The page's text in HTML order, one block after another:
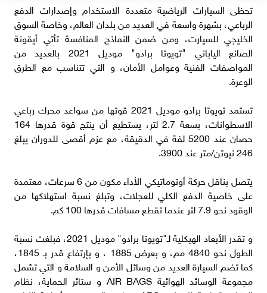
تحظى السيارات الرياضية متعددة الاستخدام وإصدارات الدفع
الرباعي، بشهرة واسعة في العديد من بلدان العالم، وخاصة السوق
الخليجي للسيارت، ومن ضمن النماذج المنافسة تأتي أيقونة
الصانع الياباني "تويوتا برادو" موديل 2021 بالعديد من
المواصفات الفنية وعوامل الأمان، و التي تتناسب مع الطرق
الوعرة.
تستمد تويوتا برادو موديل 2021 قوتها من سواعد محرك رباعي
الاسطوانات، بسعة 2.7 لتر، يستطيع أن ينتج قوة قدرها 164
حصان عند 5200 لفة في الدقيقة، مع عزم أقصى للدوران يبلغ
246 نيوتن/متر عند 3900.
يتصل بناقل حركة أوتوماتيكي الأداء مكون من 6 سرعات، معتمدة
على خاصية الدفع الكلي للعجلات، وتبلغ نسبة استهلاكها من
الوقود نحو 7.9 لتر عندما تقطع مسافات قدرها 100 كم.
و تقدر الأبعاد الهيكلية لـ"تويوتا برادو" موديل 2021، فبلغت نسبة
الطول نحو 4840 مم، و بعرض 1885 ، و بإرتفاع قدر بـ 1845،
كما تضم السيارة العديد من وسائل الأمن و السلامة و التي تشمل
مجموعة الوسائد الهوائية AIR BAGS و ستائر الحماية، نظام